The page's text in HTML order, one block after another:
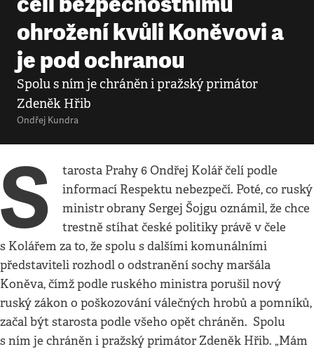
ohrožení kvůli Koněvovi a
je pod ochranou
Spolu s ním je chráněn i pražský primátor
Zdeněk Hřib
Ondřej Kundra
S
tarosta Prahy 6 Ondřej Kolář čelí podle
informací Respektu nebezpečí. Poté, co ruský
ministr obrany Sergej Šojgu oznámil, že chce
trestně stíhat české politiky právě v čele
s Kolářem za to, že spolu s dalšími komunálními
představiteli rozhodl o odstranění sochy maršála
Koněva, čímž podle ruského ministra porušil nový
ruský zákon o poškozování válečných hrobů a pomníků,
začal být starosta podle všeho opět chráněn. Spolu
s ním je chráněn i pražský primátor Zdeněk Hřib. „Mám